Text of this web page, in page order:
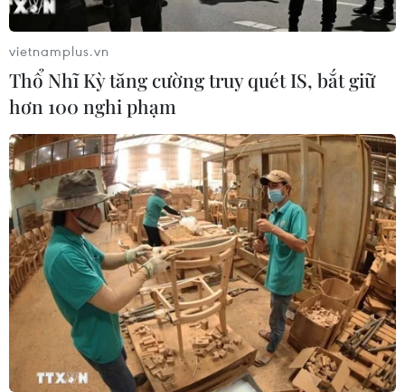
Tiến trình đàm phán thuế quan của Mỹ
gặp thêm trở ngại
25/04/2025 06:54
Bộ trưởng Kinh tế Pháp cho biết thỏa thuận về thuế quan
giữa Mỹ với Liên minh châu Âu (EU) còn "xa vời" và
Trung Quốc khẳng định các cuộc đàm phán thậm chí
còn chưa bắt đầu.
vietnamplus.vn
Thổ Nhĩ Kỳ tăng cường truy quét IS, bắt giữ
hơn 100 nghi phạm